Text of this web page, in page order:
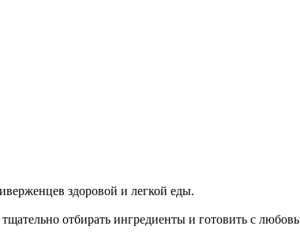
здоровой и легкой еды.
отбирать ингредиенты и готовить с